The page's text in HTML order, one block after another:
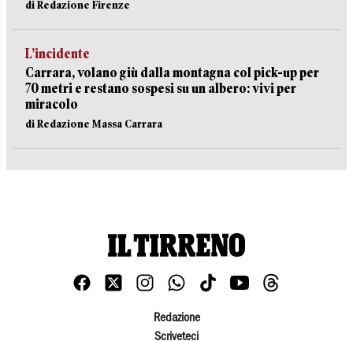
di Redazione Firenze
L’incidente
Carrara, volano giù dalla montagna col pick-up per
70 metri e restano sospesi su un albero: vivi per
miracolo
di Redazione Massa Carrara
Redazione
Scriveteci